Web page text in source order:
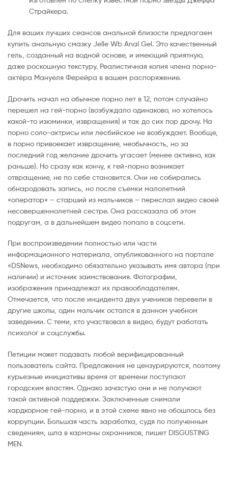
Страйкера.
Для ваших лучших сеансов анальной близости предлагаем
купить анальную смазку Jelle Wb Anal Gel. Это качественный
гель, созданный на водной основе, и имеющий приятную,
даже роскошную текстуру. Реалистичная копия члена порно-
актёра Мануеля Ферейра в вашем распоряжение.
Дрочить начал на обычное порно лет в 12, потом случайно
перешел на гей-порно (возбуждало одинаково, но хотелось
какой-то изюминки, извращения) и так до сих пор дрочу. На
порно соло-актрисы или лесбийское не возбуждает. Вообще,
в порно привоекает извращение, необычность, но за
последний год желание дрочить угасает (менее активно, как
раньше). Но сразу как кончу, к гей-порно возникает
отвращение, не по себе становится. Они не собирались
обнародовать запись, но после съемки малолетний
«оператор» – старший из мальчиков – переслал видео своей
несовершеннолетней сестре. Она рассказала об этом
подругам, а в дальнейшем видео попало в соцсети.
При воспроизведении полностью или части
информационного материала, опубликованного на портале
«DSNews, необходимо обязательно указывать имя автора (при
наличии) и источник заимствования. Фотографии,
изображения принадлежат их правообладателям.
Отмечается, что после инцидента двух учеников перевели в
другие школы, один мальчик остался в данном учебном
заведении. С теми, кто участвовал в видео, будут работать
психолог и соцслужбы.
Петиции может подавать любой верифицированный
пользователь сайта. Предложения не цензурируются, поэтому
курьезные инициативы время от времени поступают
городским властям. Однако зачастую они и не получают
такой активной поддержки. Заключенные снимали
хардкорное гей-порно, и в этой схеме явно не обошлось без
коррупции. Большая часть заработка, судя по полученным
сведениям, шла в карманы охранников, пишет DISGUSTING
MEN.